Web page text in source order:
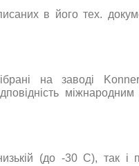
в його тех.
на заводі
міжнародним
(до -30 С), так і